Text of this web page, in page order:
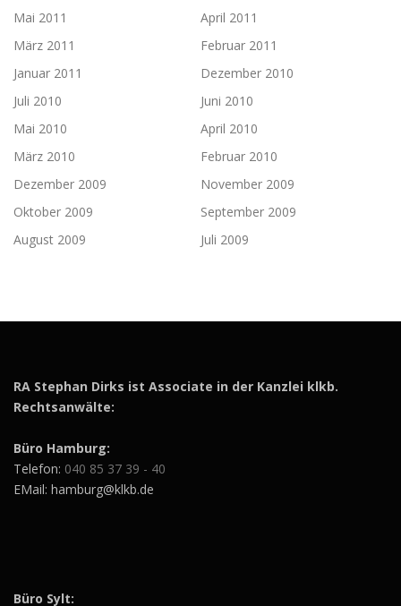
Mai 2011
April 2011
März 2011
Februar 2011
Januar 2011
Dezember 2010
Juli 2010
Juni 2010
Mai 2010
April 2010
März 2010
Februar 2010
Dezember 2009
November 2009
Oktober 2009
September 2009
August 2009
Juli 2009
RA Stephan Dirks ist Associate in der Kanzlei klkb.
Rechtsanwälte:
Büro Hamburg:
Telefon: 040 85 37 39 - 40
EMail: hamburg@klkb.de
Büro Sylt: